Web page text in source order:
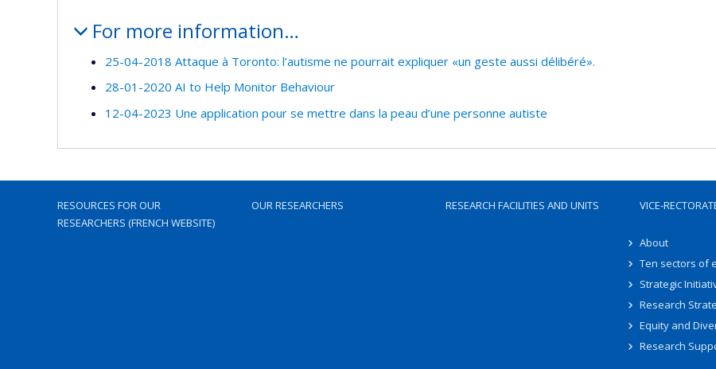
For more information…
25-04-2018 Attaque à Toronto: l’autisme ne pourrait expliquer «un geste aussi délibéré».
28-01-2020 AI to Help Monitor Behaviour
12-04-2023 Une application pour se mettre dans la peau d’une personne autiste
RESOURCES FOR OUR
RESEARCHERS (FRENCH WEBSITE)
OUR RESEARCHERS RESEARCH FACILITIES AND UNITS VICE-
About
Ten sectors of
Strategic
Research
Equity and
Research